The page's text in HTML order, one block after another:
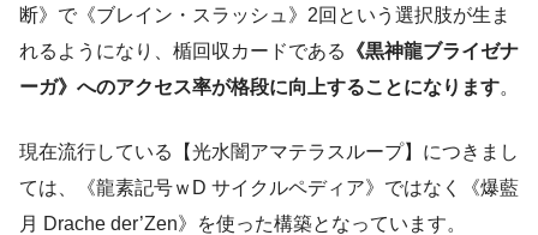
断》で《ブレイン・スラッシュ》2回という選択肢が生ま
れるようになり、楯回収カードである
《黒神龍ブライゼナ
ーガ》へのアクセス率が格段に向上することになります。
現在流行している【光水闇アマテラスループ】につきまし
ては、《龍素記号ｗD サイクルペディア》ではなく《爆藍
月 Drache der’Zen》を使った構築となっています。